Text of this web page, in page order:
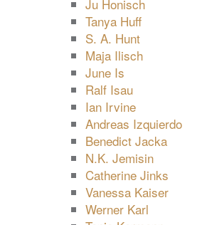
Ju Honisch
Tanya Huff
S. A. Hunt
Maja Ilisch
June Is
Ralf Isau
Ian Irvine
Andreas Izquierdo
Benedict Jacka
N.K. Jemisin
Catherine Jinks
Vanessa Kaiser
Werner Karl